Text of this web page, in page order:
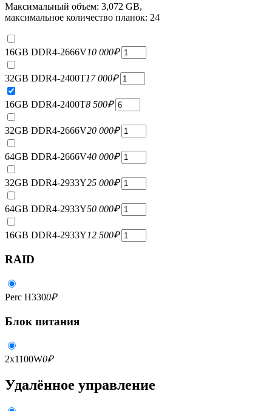
Максимальный объем: 3,072 GB,
максимальное количество планок: 24
16GB DDR4-2666V10 000₽
32GB DDR4-2400T17 000₽
16GB DDR4-2400T8 500₽
32GB DDR4-2666V20 000₽
64GB DDR4-2666V40 000₽
32GB DDR4-2933Y25 000₽
64GB DDR4-2933Y50 000₽
16GB DDR4-2933Y12 500₽
RAID
Perc H3300₽
Блок питания
2x1100W0₽
Удалённое управление